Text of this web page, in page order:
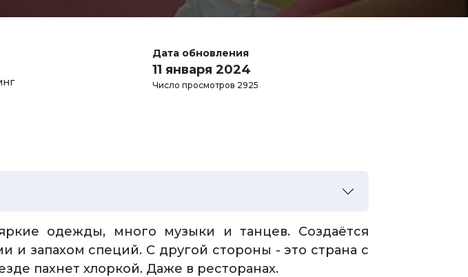
Дата обновления
11 января 2024
Число просмотров 2925
одежды, много музыки и танцев. Создаётся
и запахом специй. С другой стороны - это страна с
пахнет хлоркой. Даже в ресторанах.